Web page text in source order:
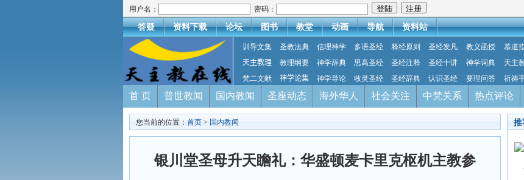
用户名： 密码：
答疑 资料下载 论坛 图书 教堂 动画 导航 资料站
训导文集 圣教法典 信理神学 多语圣经 释经原则 圣经发凡 教义函授 慕道
天主教理
教理纲要 神学辞典 思高圣经 圣经注释 圣经十讲 神学词典 天主
梵二文献
神学论集 神学导论 牧灵圣经 圣经辞典 认识圣经 要理问答 祈祷
首 页 普世教闻 国内教闻 圣座动态 海外华人 社会关注 中梵关系 热点评论
您当前的位置： 首页 > 国内教闻
银川堂圣母升天瞻礼：华盛顿麦卡里克枢机主教参
推